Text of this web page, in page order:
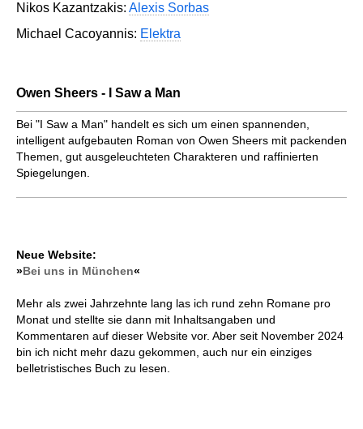
Nikos Kazantzakis: Alexis Sorbas
Michael Cacoyannis: Elektra
Owen Sheers - I Saw a Man
Bei "I Saw a Man" handelt es sich um einen spannenden,
intelligent aufgebauten Roman von Owen Sheers mit packenden
Themen, gut ausgeleuchteten Charakteren und raffinierten
Spiegelungen.
Neue Website:
»Bei uns in München«
Mehr als zwei Jahrzehnte lang las ich rund zehn Romane pro
Monat und stellte sie dann mit Inhaltsangaben und
Kommentaren auf dieser Website vor. Aber seit November 2024
bin ich nicht mehr dazu gekommen, auch nur ein einziges
belletristisches Buch zu lesen.